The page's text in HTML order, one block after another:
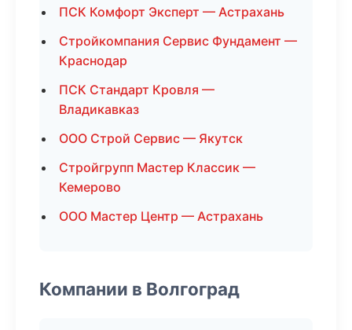
ПСК Комфорт Эксперт — Астрахань
Стройкомпания Сервис Фундамент —
Краснодар
ПСК Стандарт Кровля —
Владикавказ
ООО Строй Сервис — Якутск
Стройгрупп Мастер Классик —
Кемерово
ООО Мастер Центр — Астрахань
Компании в Волгоград